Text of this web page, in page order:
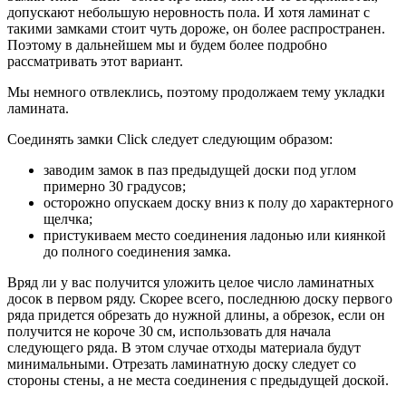
допускают небольшую неровность пола. И хотя ламинат с
такими замками стоит чуть дороже, он более распространен.
Поэтому в дальнейшем мы и будем более подробно
рассматривать этот вариант.
Мы немного отвлеклись, поэтому продолжаем тему укладки
ламината.
Соединять замки Click следует следующим образом:
заводим замок в паз предыдущей доски под углом
примерно 30 градусов;
осторожно опускаем доску вниз к полу до характерного
щелчка;
пристукиваем место соединения ладонью или киянкой
до полного соединения замка.
Вряд ли у вас получится уложить целое число ламинатных
досок в первом ряду. Скорее всего, последнюю доску первого
ряда придется обрезать до нужной длины, а обрезок, если он
получится не короче 30 см, использовать для начала
следующего ряда. В этом случае отходы материала будут
минимальными. Отрезать ламинатную доску следует со
стороны стены, а не места соединения с предыдущей доской.